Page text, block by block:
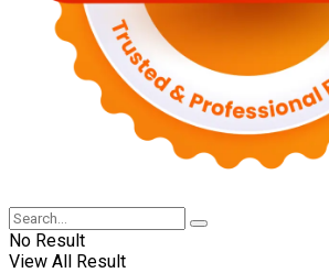
No Result
View All Result